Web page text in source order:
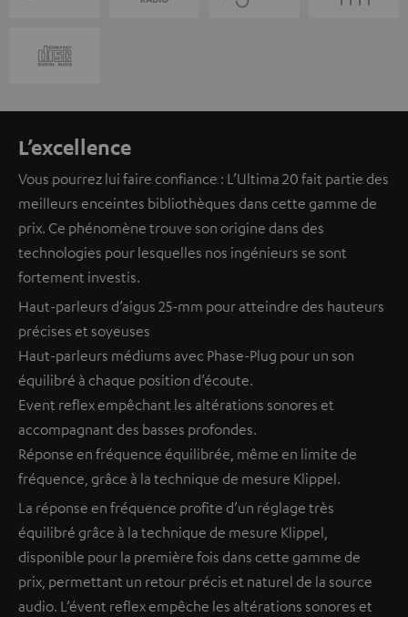
L’excellence
Vous pourrez lui faire confiance : L’Ultima 20 fait partie des
meilleurs enceintes bibliothèques dans cette gamme de
prix. Ce phénomène trouve son origine dans des
technologies pour lesquelles nos ingénieurs se sont
fortement investis.
Haut-parleurs d’aigus 25-mm pour atteindre des hauteurs
précises et soyeuses
Haut-parleurs médiums avec Phase-Plug pour un son
équilibré à chaque position d’écoute.
Event reflex empêchant les altérations sonores et
accompagnant des basses profondes.
Réponse en fréquence équilibrée, même en limite de
fréquence, grâce à la technique de mesure Klippel.
La réponse en fréquence profite d’un réglage très
équilibré grâce à la technique de mesure Klippel,
disponible pour la première fois dans cette gamme de
prix, permettant un retour précis et naturel de la source
audio. L’évent reflex empêche les altérations sonores et